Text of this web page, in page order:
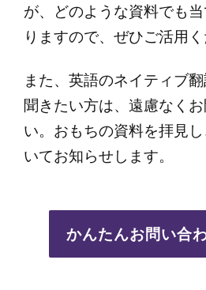
が、どのような資料でも
りますので、ぜひご活用く
また、英語のネイティブ
聞きたい方は、遠慮なく
い。おもちの資料を拝見
いてお知らせします。
かんたんお問い合